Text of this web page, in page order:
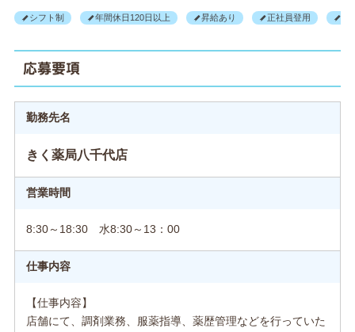
シフト制 年間休日120日以上 昇給あり 正社員登用
応募要項
勤務先名
きく薬局八千代店
営業時間
8:30～18:30 水8:30～13：00
仕事内容
【仕事内容】
店舗にて、調剤業務、服薬指導、薬歴管理などを行っていた